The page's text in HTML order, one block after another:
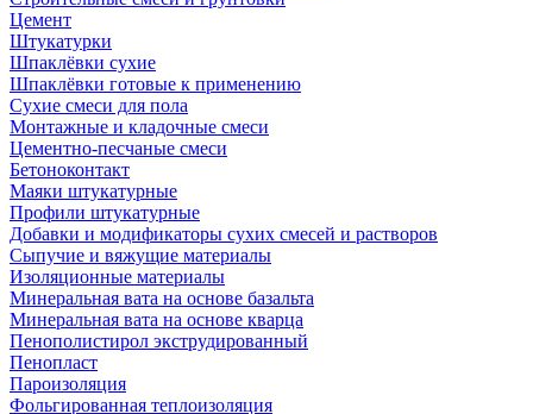
Цемент
Штукатурки
Шпаклёвки сухие
Шпаклёвки готовые к применению
Сухие смеси для пола
Монтажные и кладочные смеси
Цементно-песчаные смеси
Бетоноконтакт
Маяки штукатурные
Профили штукатурные
Добавки и модификаторы сухих смесей и растворов
Сыпучие и вяжущие материалы
Изоляционные материалы
Минеральная вата на основе базальта
Минеральная вата на основе кварца
Пенополистирол экструдированный
Пенопласт
Пароизоляция
Фольгированная теплоизоляция